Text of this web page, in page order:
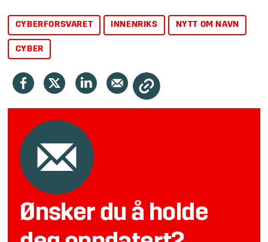
CYBERFORSVARET INNENRIKS NYTT OM NAVN
CYBER
Ønsker du å holde